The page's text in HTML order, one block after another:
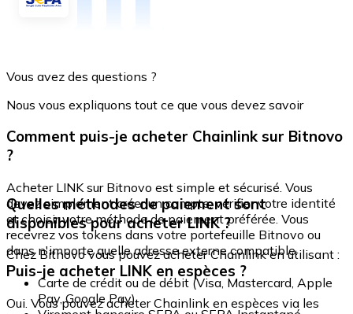
Vous avez des questions ?
Nous vous expliquons tout ce que vous devez savoir
Comment puis-je acheter Chainlink sur Bitnovo
?
Acheter LINK sur Bitnovo est simple et sécurisé. Vous
devez simplement créer un compte, vérifier votre identité
et choisir votre méthode de paiement préférée. Vous
recevrez vos tokens dans votre portefeuille Bitnovo ou
dans n'importe quelle adresse externe compatible.
Quelles méthodes de paiement sont
disponibles pour acheter LINK ?
Chez Bitnovo vous pouvez acheter Chainlink en utilisant :
Carte de crédit ou de débit (Visa, Mastercard, Apple
Pay, Google Pay)
Puis-je acheter LINK en espèces ?
Oui. Vous pouvez acheter Chainlink en espèces via les